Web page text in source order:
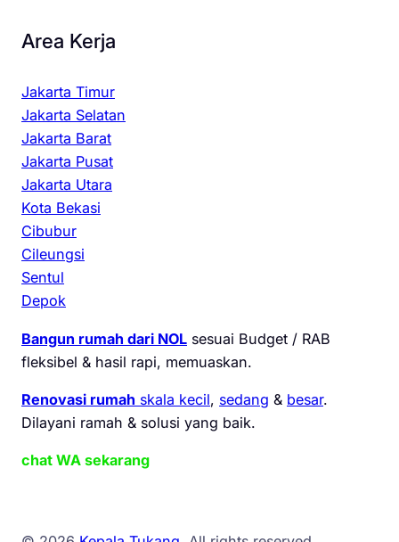
Area Kerja
Jakarta Timur
Jakarta Selatan
Jakarta Barat
Jakarta Pusat
Jakarta Utara
Kota Bekasi
Cibubur
Cileungsi
Sentul
Depok
Bangun rumah dari NOL sesuai Budget / RAB
fleksibel & hasil rapi, memuaskan.
Renovasi rumah skala kecil, sedang & besar.
Dilayani ramah & solusi yang baik.
chat WA sekarang